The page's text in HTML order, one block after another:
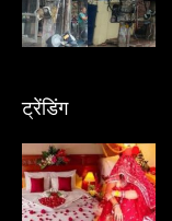
ट्रेंडिंग